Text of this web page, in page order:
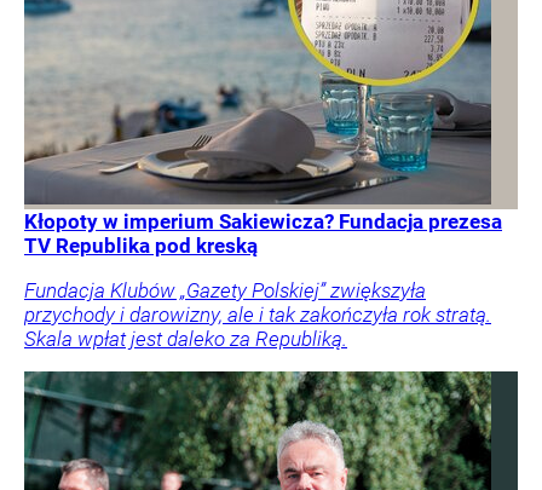
Kłopoty w imperium Sakiewicza? Fundacja prezesa
TV Republika pod kreską
Fundacja Klubów „Gazety Polskiej” zwiększyła
przychody i darowizny, ale i tak zakończyła rok stratą.
Skala wpłat jest daleko za Republiką.